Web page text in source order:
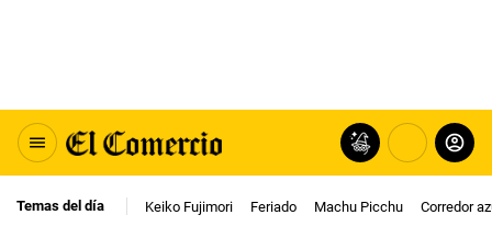
Temas del día Keiko Fujimori Feriado Machu Picchu Corredor